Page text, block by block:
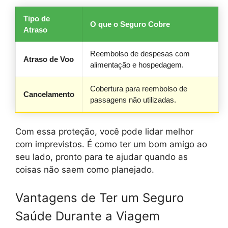
Tipo de
Atraso
O que o Seguro Cobre
Atraso de Voo
Reembolso de despesas com
alimentação e hospedagem.
Cancelamento
Cobertura para reembolso de
passagens não utilizadas.
Com essa proteção, você pode lidar melhor
com imprevistos. É como ter um bom amigo ao
seu lado, pronto para te ajudar quando as
coisas não saem como planejado.
Vantagens de Ter um Seguro
Saúde Durante a Viagem